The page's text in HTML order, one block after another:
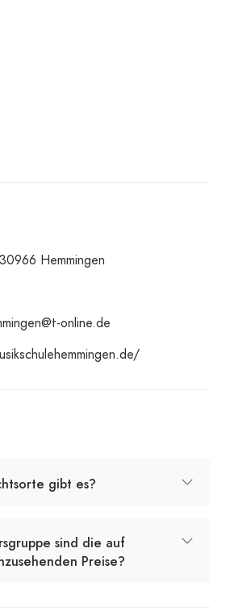
Hemmingen
online.de
gibt es?
sind die auf
Preise?